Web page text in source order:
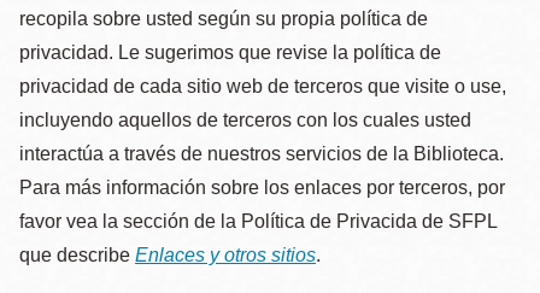
recopila sobre usted según su propia política de
privacidad. Le sugerimos que revise la política de
privacidad de cada sitio web de terceros que visite o use,
incluyendo aquellos de terceros con los cuales usted
interactúa a través de nuestros servicios de la Biblioteca.
Para más información sobre los enlaces por terceros, por
favor vea la sección de la Política de Privacida de SFPL
que describe Enlaces y otros sitios.